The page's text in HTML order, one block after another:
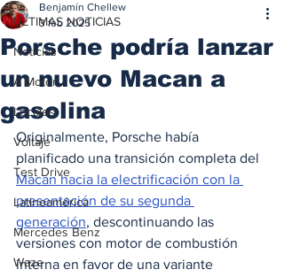
ÚLTIMAS NOTICIAS
Noticias
A Motor
Locales
Voltaje
Test Drive
Latinoamérica
Mercedes Benz
Waze
Porsche podría lanzar
un nuevo Macan a
gasolina
Benjamín Chellew
3 feb 2025
Originalmente, Porsche había
planificado una transición completa del
Macan hacia la electrificación con la
presentación de su segunda
generación, descontinuando las
versiones con motor de combustión
interna en favor de una variante